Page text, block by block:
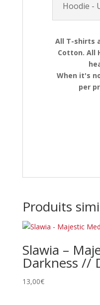
Hoodie -
All T-shirts
Cotton. All
When it's
per
Produits
Slawia –
Darkness //
13,00€